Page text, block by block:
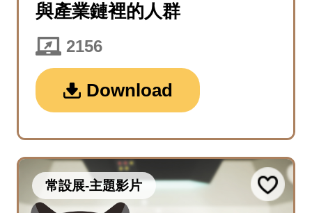
與產業鏈裡的人群
2156
Download
常設展-主題影片